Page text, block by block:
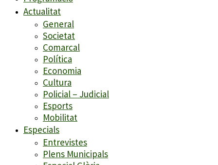
Actualitat
General
Societat
Comarcal
Política
Economia
Cultura
Policial – Judicial
Esports
Mobilitat
Especials
Entrevistes
Plens Municipals